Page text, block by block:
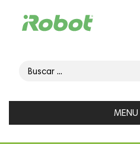
MENU